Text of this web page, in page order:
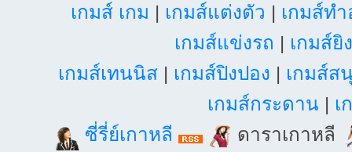
เกมส์ เกม | เกมส์แต่งตัว | เกมส์ท
เกมส์แข่งรถ | เกมส์ยิ
เกมส์เทนนิส| เกมส์ปิงปอง | เกมส์ส
เกมส์กระดาน | เ
ซี่รี่ย์เกาหลี
ดาราเกาหลี